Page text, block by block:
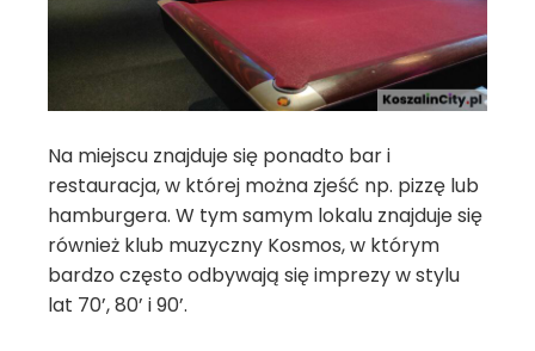
Na miejscu znajduje się ponadto bar i
restauracja, w której można zjeść np. pizzę lub
hamburgera. W tym samym lokalu znajduje się
również klub muzyczny Kosmos, w którym
bardzo często odbywają się imprezy w stylu
lat 70’, 80’ i 90’.